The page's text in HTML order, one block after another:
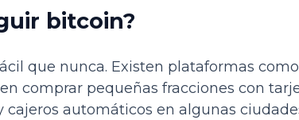
bitcoin?
que nunca. Existen plataformas
comprar pequeñas fracciones con
automáticos en algunas